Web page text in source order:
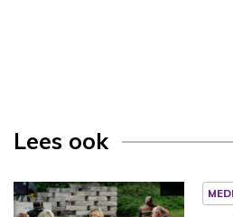
Lees ook